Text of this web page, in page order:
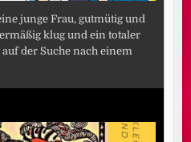
junge Frau, gutmütig und
klug und ein totaler
der Suche nach einem